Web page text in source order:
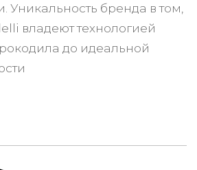
Уникальность бренда в том,
владеют технологией
до идеальной